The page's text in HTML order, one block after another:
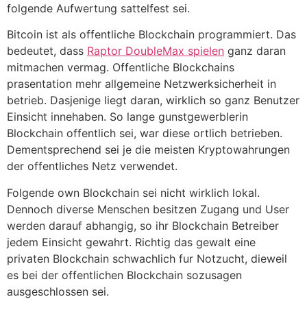
folgende Aufwertung sattelfest sei.
Bitcoin ist als offentliche Blockchain programmiert. Das
bedeutet, dass Raptor DoubleMax spielen ganz daran
mitmachen vermag. Offentliche Blockchains
prasentation mehr allgemeine Netzwerksicherheit in
betrieb. Dasjenige liegt daran, wirklich so ganz Benutzer
Einsicht innehaben. So lange gunstgewerblerin
Blockchain offentlich sei, war diese ortlich betrieben.
Dementsprechend sei je die meisten Kryptowahrungen
der offentliches Netz verwendet.
Folgende own Blockchain sei nicht wirklich lokal.
Dennoch diverse Menschen besitzen Zugang und User
werden darauf abhangig, so ihr Blockchain Betreiber
jedem Einsicht gewahrt. Richtig das gewalt eine
privaten Blockchain schwachlich fur Notzucht, dieweil
es bei der offentlichen Blockchain sozusagen
ausgeschlossen sei.